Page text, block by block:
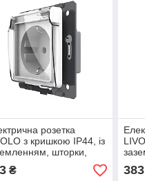
розетка
з кришкою IP44, із
шторки,
настінна
250В 16А
₴ 383